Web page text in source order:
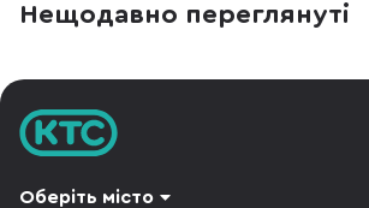
Нещодавно переглянуті
Оберіть місто